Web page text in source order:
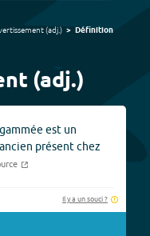
(adj.) Définition
(adj.)
est un
présent chez
Il y a un souci ?